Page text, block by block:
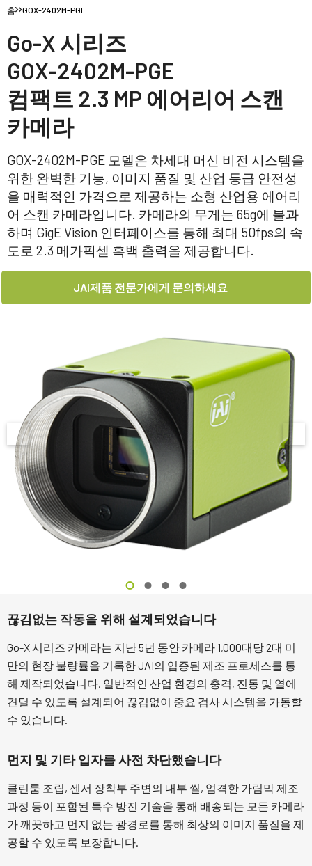
홈 GOX-2402M-PGE
Go-X 시리즈
GOX-2402M-PGE
컴팩트 2.3 MP 에어리어 스캔
카메라
GOX-2402M-PGE 모델은 차세대 머신 비전 시스템을
위한 완벽한 기능, 이미지 품질 및 산업 등급 안전성
을 매력적인 가격으로 제공하는 소형 산업용 에어리
어 스캔 카메라입니다. 카메라의 무게는 65g에 불과
하며 GigE Vision 인터페이스를 통해 최대 50fps의 속
도로 2.3 메가픽셀 흑백 출력을 제공합니다.
JAI제품 전문가에게 문의하세요
끊김없는 작동을 위해 설계되었습니다
Go-X 시리즈 카메라는 지난 5년 동안 카메라 1,000대당 2대 미
만의 현장 불량률을 기록한 JAI의 입증된 제조 프로세스를 통
해 제작되었습니다. 일반적인 산업 환경의 충격, 진동 및 열에
견딜 수 있도록 설계되어 끊김없이 중요 검사 시스템을 가동할
수 있습니다.
먼지 및 기타 입자를 사전 차단했습니다
클린룸 조립, 센서 장착부 주변의 내부 씰, 엄격한 가림막 제조
과정 등이 포함된 특수 방진 기술을 통해 배송되는 모든 카메라
가 깨끗하고 먼지 없는 광경로를 통해 최상의 이미지 품질을 제
공할 수 있도록 보장합니다.